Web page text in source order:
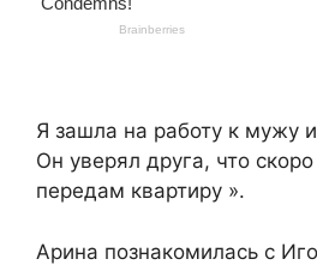
Я зашла на работу к мужу
Он уверял друга, что
передам квартиру ».
Арина познакомилась с